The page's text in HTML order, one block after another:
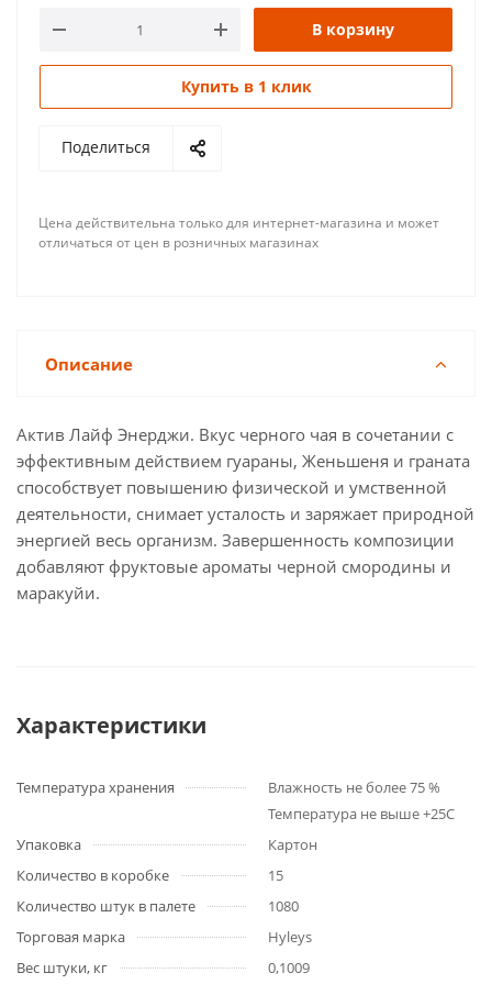
В корзину
Купить в 1 клик
Поделиться
Цена действительна только для интернет-магазина и может
отличаться от цен в розничных магазинах
Описание
Актив Лайф Энерджи. Вкус черного чая в сочетании с
эффективным действием гуараны, Женьшеня и граната
способствует повышению физической и умственной
деятельности, снимает усталость и заряжает природной
энергией весь организм. Завершенность композиции
добавляют фруктовые ароматы черной смородины и
маракуйи.
Характеристики
Температура хранения
Влажность не более 75 %
Температура не выше +25С
Упаковка
Картон
Количество в коробке
15
Количество штук в палете
1080
Торговая марка
Hyleys
Вес штуки, кг
0,1009